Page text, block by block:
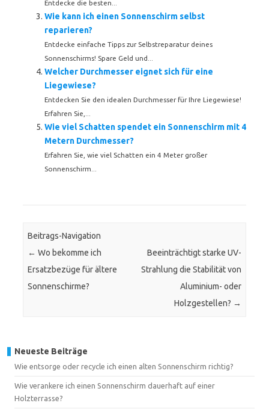
Entdecke die besten...
Wie kann ich einen Sonnenschirm selbst
reparieren?
Entdecke einfache Tipps zur Selbstreparatur deines
Sonnenschirms! Spare Geld und...
Welcher Durchmesser eignet sich für eine
Liegewiese?
Entdecken Sie den idealen Durchmesser für Ihre Liegewiese!
Erfahren Sie,...
Wie viel Schatten spendet ein Sonnenschirm mit 4
Metern Durchmesser?
Erfahren Sie, wie viel Schatten ein 4 Meter großer
Sonnenschirm...
Beitrags-Navigation
← Wo bekomme ich
Ersatzbezüge für ältere
Sonnenschirme?
Beeinträchtigt starke UV-
Strahlung die Stabilität von
Aluminium- oder
Holzgestellen? →
Neueste Beiträge
Wie entsorge oder recycle ich einen alten Sonnenschirm richtig?
Wie verankere ich einen Sonnenschirm dauerhaft auf einer
Holzterrasse?